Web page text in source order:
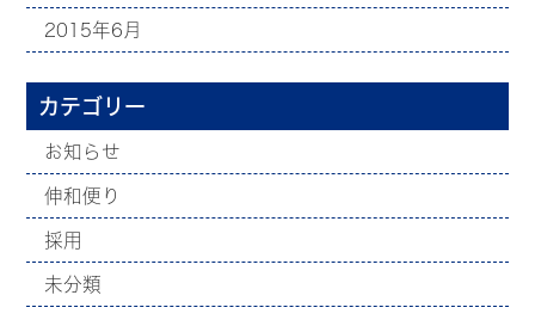
2015年6月
カテゴリー
お知らせ
伸和便り
採用
未分類